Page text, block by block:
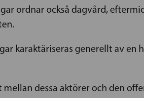
ordnar också dagvård,
karaktäriseras generellt av
mellan dessa aktörer och den